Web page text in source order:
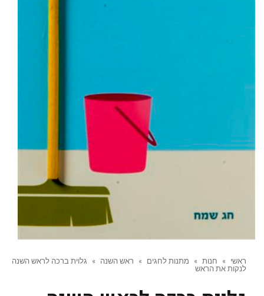
ראשי » חנות » מתנות לחגים » ראש השנה »
גלוית ברכה לראש השנה
לנקות את הראש